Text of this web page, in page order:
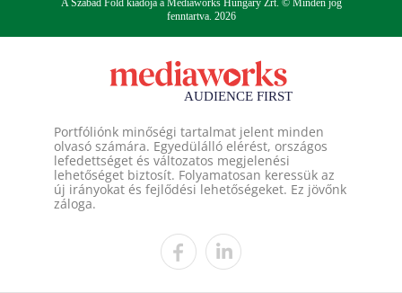
A Szabad Föld kiadója a Mediaworks Hungary Zrt. © Minden jog
fenntartva. 2026
Portfóliónk minőségi tartalmat jelent minden
olvasó számára. Egyedülálló elérést, országos
lefedettséget és változatos megjelenési
lehetőséget biztosít. Folyamatosan keressük az
új irányokat és fejlődési lehetőségeket. Ez jövőnk
záloga.